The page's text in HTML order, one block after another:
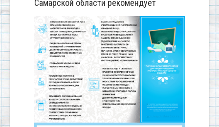
Самарской области рекомендует